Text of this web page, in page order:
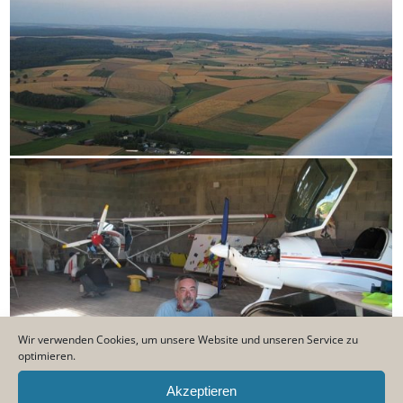
Wir verwenden Cookies, um unsere Website und unseren Service zu
optimieren.
Akzeptieren